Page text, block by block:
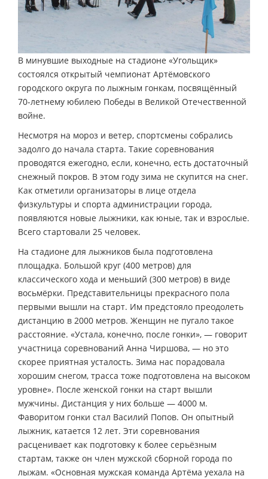
В минувшие выходные на стадионе «Угольщик»
состоялся открытый чемпионат Артёмовского
городского округа по лыжным гонкам, посвящённый
70-летнему юбилею Победы в Великой Отечественной
войне.
Несмотря на мороз и ветер, спортсмены собрались
задолго до начала старта. Такие соревнования
проводятся ежегодно, если, конечно, есть достаточный
снежный покров. В этом году зима не скупится на снег.
Как отметили организаторы в лице отдела
физкультуры и спорта администрации города,
появляются новые лыжники, как юные, так и взрослые.
Всего стартовали 25 человек.
На стадионе для лыжников была подготовлена
площадка. Большой круг (400 метров) для
классического хода и меньший (300 метров) в виде
восьмёрки. Представительницы прекрасного пола
первыми вышли на старт. Им предстояло преодолеть
дистанцию в 2000 метров. Женщин не пугало такое
расстояние. «Устала, конечно, после гонки», — говорит
участница соревнований Анна Чиршова, — но это
скорее приятная усталость. Зима нас порадовала
хорошим снегом, трасса тоже подготовлена на высоком
уровне». После женской гонки на старт вышли
мужчины. Дистанция у них больше — 4000 м.
Фаворитом гонки стал Василий Попов. Он опытный
лыжник, катается 12 лет. Эти соревнования
расценивает как подготовку к более серьёзным
стартам, также он член мужской сборной города по
лыжам. «Основная мужская команда Артёма уехала на